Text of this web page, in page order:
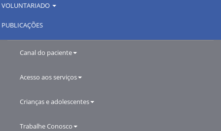
VOLUNTARIADO
PUBLICAÇÕES
Canal do paciente
Acesso aos serviços
Crianças e adolescentes
Trabalhe Conosco